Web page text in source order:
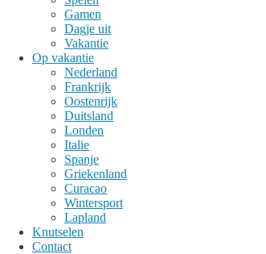
Gamen
Dagje uit
Vakantie
Op vakantie
Nederland
Frankrijk
Oostenrijk
Duitsland
Londen
Italie
Spanje
Griekenland
Curacao
Wintersport
Lapland
Knutselen
Contact